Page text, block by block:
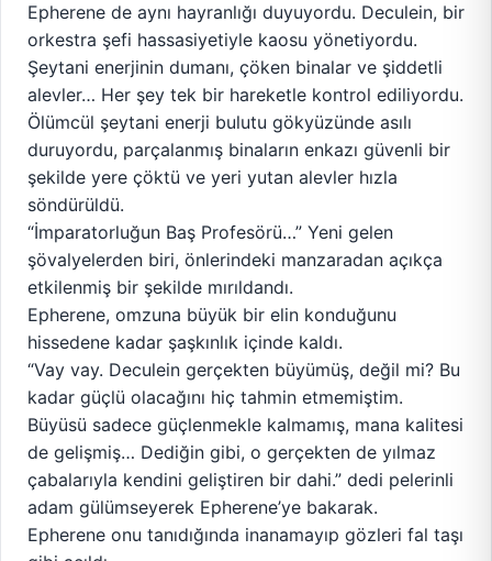
Epherene de aynı hayranlığı duyuyordu. Deculein, bir
orkestra şefi hassasiyetiyle kaosu yönetiyordu.
Şeytani enerjinin dumanı, çöken binalar ve şiddetli
alevler… Her şey tek bir hareketle kontrol ediliyordu.
Ölümcül şeytani enerji bulutu gökyüzünde asılı
duruyordu, parçalanmış binaların enkazı güvenli bir
şekilde yere çöktü ve yeri yutan alevler hızla
söndürüldü.
“İmparatorluğun Baş Profesörü…” Yeni gelen
şövalyelerden biri, önlerindeki manzaradan açıkça
etkilenmiş bir şekilde mırıldandı.
Epherene, omzuna büyük bir elin konduğunu
hissedene kadar şaşkınlık içinde kaldı.
“Vay vay. Deculein gerçekten büyümüş, değil mi? Bu
kadar güçlü olacağını hiç tahmin etmemiştim.
Büyüsü sadece güçlenmekle kalmamış, mana kalitesi
de gelişmiş… Dediğin gibi, o gerçekten de yılmaz
çabalarıyla kendini geliştiren bir dahi.” dedi pelerinli
adam gülümseyerek Epherene’ye bakarak.
Epherene onu tanıdığında inanamayıp gözleri fal taşı